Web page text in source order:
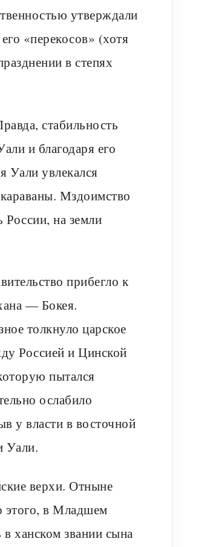
утверждали
«перекосов» (хотя
в степях
стабильность
и благодаря его
Уали увлекался
Мздоимство
России, на земли
прибегло к
— Бокея.
толкнуло царское
Россией и Цинской
пытался
ослабило
у власти в восточной
Уали.
верхи. Отныне
этого, в Младшем
ханском звании сына